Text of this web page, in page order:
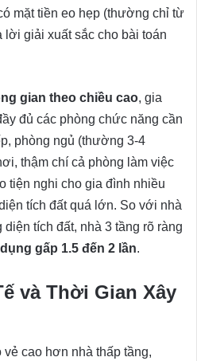
mặt tiền eo hẹp (thường chỉ từ
lời giải xuất sắc cho bài toán
gian theo chiều cao, gia
đủ các phòng chức năng cần
phòng ngủ (thường 3-4
thậm chí cả phòng làm việc
tiện nghi cho gia đình nhiều
tích đất quá lớn. So với nhà
tích đất, nhà 3 tầng rõ ràng
gấp 1.5 đến 2 lần.
và Thời Gian Xây
vẻ cao hơn nhà thấp tầng,